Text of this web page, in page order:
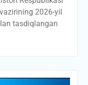
2026-yil
tasdiqlangan